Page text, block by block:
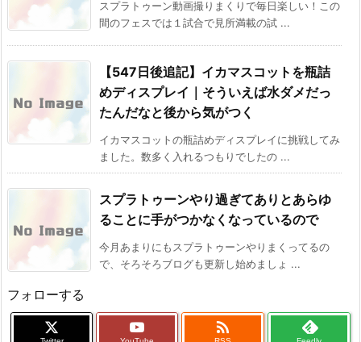
スプラトゥーン動画撮りまくりで毎日楽しい！この
間のフェスでは１試合で見所満載の試 ...
【547日後追記】イカマスコットを瓶詰
めディスプレイ｜そういえば水ダメだっ
たんだなと後から気がつく
イカマスコットの瓶詰めディスプレイに挑戦してみ
ました。数多く入れるつもりでしたの ...
スプラトゥーンやり過ぎてありとあらゆ
ることに手がつかなくなっているので
今月あまりにもスプラトゥーンやりまくってるの
で、そろそろブログも更新し始めましょ ...
フォローする
